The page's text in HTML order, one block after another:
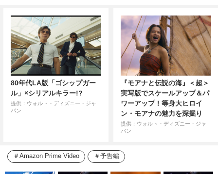
80年代LA版「ゴシップガー
ル」×シリアルキラー!?
提供：ウォルト・ディズニー・ジャ
パン
『モアナと伝説の海』＜超＞
実写版でスケールアップ＆パ
ワーアップ！等身大ヒロイ
ン・モアナの魅力を深掘り
提供：ウォルト・ディズニー・ジャ
パン
Amazon Prime Video 予告編